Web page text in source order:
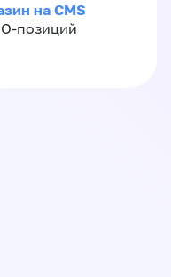
на CMS
позиций